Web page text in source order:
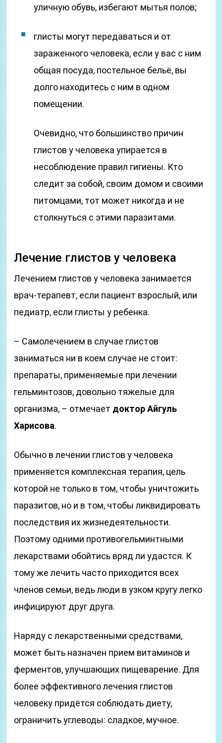
уличную обувь, избегают мытья полов;
глисты могут передаваться и от
зараженного человека, если у вас с ним
общая посуда, постельное бельё, вы
долго находитесь с ним в одном
помещении.
Очевидно, что большинство причин
глистов у человека упирается в
несоблюдение правил гигиены. Кто
следит за собой, своим домом и своими
питомцами, тот может никогда и не
столкнуться с этими паразитами.
Лечение глистов у человека
Лечением глистов у человека занимается
врач-терапевт, если пациент взрослый, или
педиатр, если глисты у ребенка.
– Самолечением в случае глистов
заниматься ни в коем случае не стоит:
препараты, применяемые при лечении
гельминтозов, довольно тяжелые для
организма, – отмечает доктор Айгуль
Харисова.
Обычно в лечении глистов у человека
применяется комплексная терапия, цель
которой не только в том, чтобы уничтожить
паразитов, но и в том, чтобы ликвидировать
последствия их жизнедеятельности.
Поэтому одними противогельминтными
лекарствами обойтись вряд ли удастся. К
тому же лечить часто приходится всех
членов семьи, ведь люди в узком кругу легко
инфицируют друг друга.
Наряду с лекарственными средствами,
может быть назначен прием витаминов и
ферментов, улучшающих пищеварение. Для
более эффективного лечения глистов
человеку придётся соблюдать диету,
ограничить углеводы: сладкое, мучное.